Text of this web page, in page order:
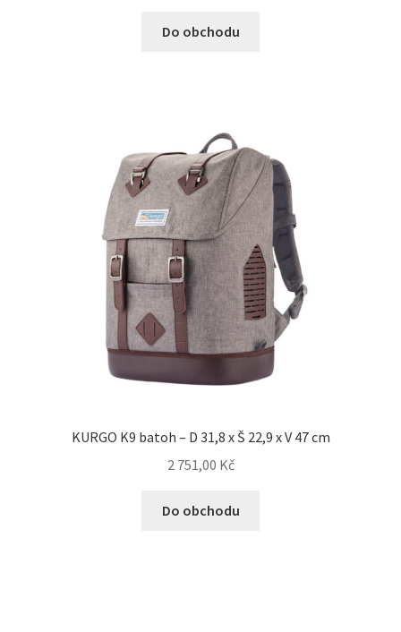
Do obchodu
KURGO K9 batoh – D 31,8 x Š 22,9 x V 47 cm
2 751,00 Kč
Do obchodu